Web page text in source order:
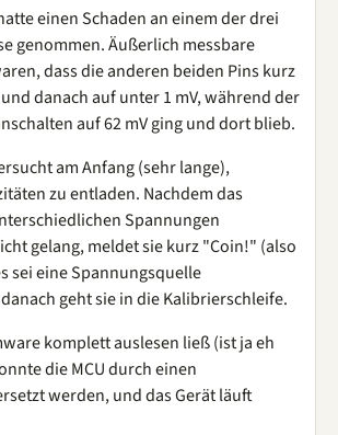
einen Schaden an einem der drei
genommen. Äußerlich messbare
dass die anderen beiden Pins kurz
danach auf unter 1 mV, während der
auf 62 mV ging und dort blieb.
am Anfang (sehr lange),
zu entladen. Nachdem das
Spannungen
gelang, meldet sie kurz "Coin!" (also
sei eine Spannungsquelle
geht sie in die Kalibrierschleife.
komplett auslesen ließ (ist ja eh
die MCU durch einen
werden, und das Gerät läuft